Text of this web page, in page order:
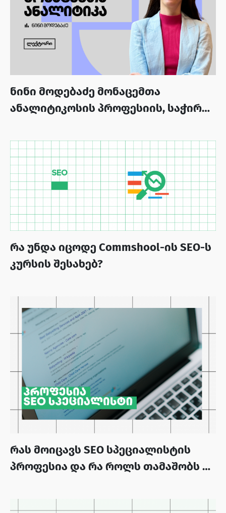
ნინი მოდებაძე მონაცემთა
ანალიტიკოსის პროფესიის, საჭირო
რა უნდა იცოდე Commshool-ის SEO-ს
კურსის შესახებ?
რას მოიცავს SEO სპეციალისტის
პროფესია და რა როლს თამაშობს ის